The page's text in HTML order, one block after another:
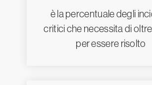
è la percentuale degli
critici che necessita di
per essere risolto